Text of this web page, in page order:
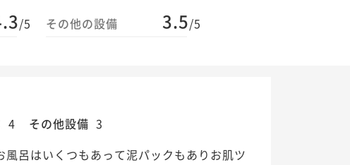
/5 その他の設備 3.5/5
4 その他設備 3
呂はいくつもあって泥パックもありお肌ツ